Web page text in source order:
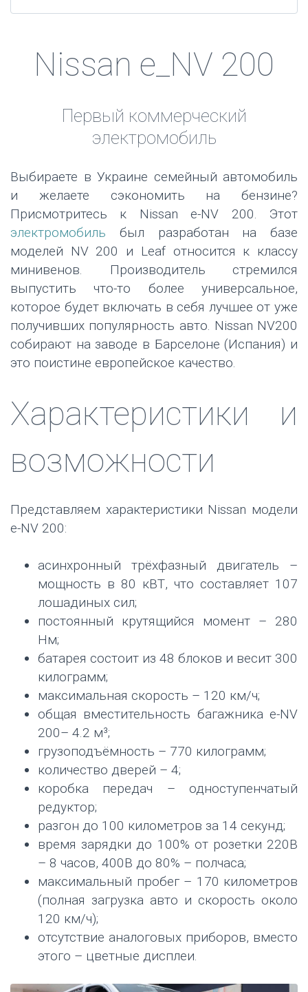
Nissan e_NV 200
Первый коммерческий
электромобиль
Выбираете в Украине семейный автомобиль
и желаете сэкономить на бензине?
Присмотритесь к Nissan e-NV 200. Этот
электромобиль был разработан на базе
моделей NV 200 и Leaf относится к классу
минивенов. Производитель стремился
выпустить что-то более универсальное,
которое будет включать в себя лучшее от уже
получивших популярность авто. Nissan NV200
собирают на заводе в Барселоне (Испания) и
это поистине европейское качество.
Характеристики и
возможности
Представляем характеристики Nissan модели
e-NV 200:
асинхронный трёхфазный двигатель –
мощность в 80 кВТ, что составляет 107
лошадиных сил;
постоянный крутящийся момент – 280
Нм;
батарея состоит из 48 блоков и весит 300
килограмм;
максимальная скорость – 120 км/ч;
общая вместительность багажника e-NV
200– 4.2 м³;
грузоподъёмность – 770 килограмм;
количество дверей – 4;
коробка передач – одноступенчатый
редуктор;
разгон до 100 километров за 14 секунд;
время зарядки до 100% от розетки 220В
– 8 часов, 400В до 80% – полчаса;
максимальный пробег – 170 километров
(полная загрузка авто и скорость около
120 км/ч);
отсутствие аналоговых приборов, вместо
этого – цветные дисплеи.